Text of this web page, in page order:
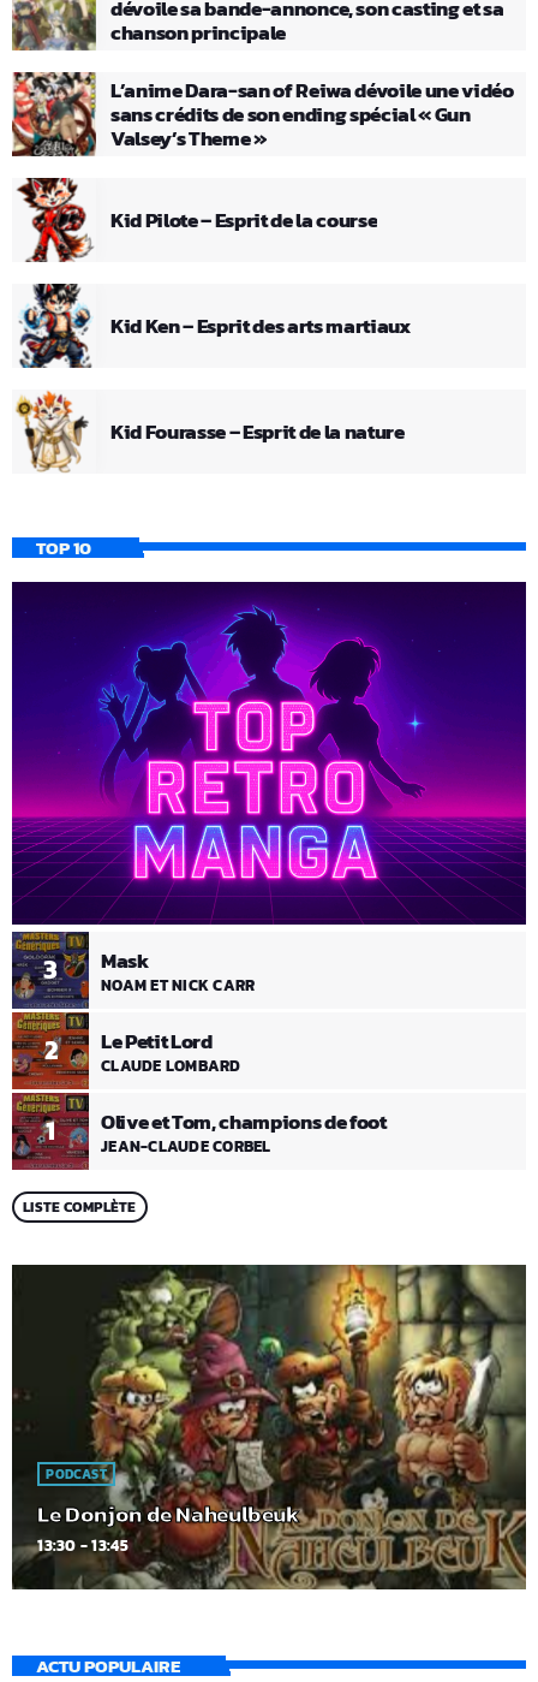
dévoile sa bande-annonce, son casting et sa
chanson principale
L’anime Dara-san of Reiwa dévoile une vidéo
sans crédits de son ending spécial « Gun
Valsey’s Theme »
Kid Pilote – Esprit de la course
Kid Ken – Esprit des arts martiaux
Kid Fourasse – Esprit de la nature
TOP 10
1 Olive et Tom, champions de foot
JEAN-CLAUDE CORBEL
2 Le Petit Lord
CLAUDE LOMBARD
3 Mask
NOAM ET NICK CARR
LISTE COMPLÈTE
PODCAST
Le Donjon de Naheulbeuk
13:30 - 13:45
ACTU POPULAIRE